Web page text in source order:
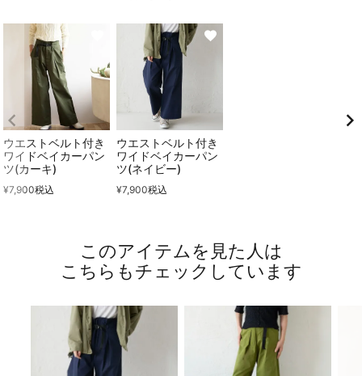
ウエストベルト付き
ワイドベイカーパン
ツ(カーキ)
¥7,900税込
ウエストベルト付き
ワイドベイカーパン
ツ(ネイビー)
¥7,900税込
このアイテムを見た人は
こちらもチェックしています